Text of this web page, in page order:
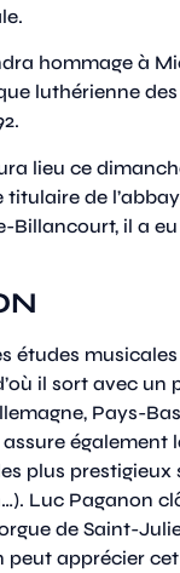
hommage à
luthérienne
lieu ce
titulaire de
Billancourt, il a
études
il sort avec
Pays-
plus prestigieux
Luc Paganon
de Saint-
apprécier cet